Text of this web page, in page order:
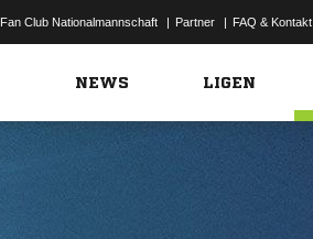
Fan Club Nationalmannschaft | Partner | FAQ & Kontakt
NEWS LIGEN